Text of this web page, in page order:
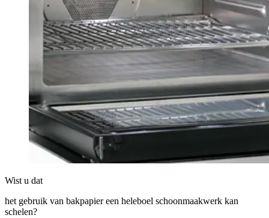
Wist u dat
het gebruik van bakpapier een heleboel schoonmaakwerk kan
schelen?